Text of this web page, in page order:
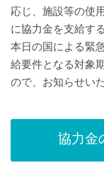
応じ、施設等の使
に協力金を支給す
本日の国による緊
給要件となる対象
ので、お知らせい
協力金